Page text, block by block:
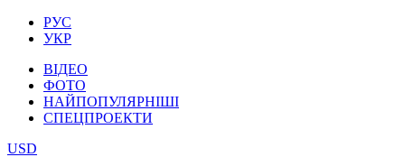
РУС
УКР
ВІДЕО
ФОТО
НАЙПОПУЛЯРНІШІ
СПЕЦПРОЕКТИ
USD